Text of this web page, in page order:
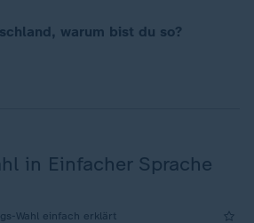
warum bist du so?
in Einfacher Sprache
Wahl einfach erklärt